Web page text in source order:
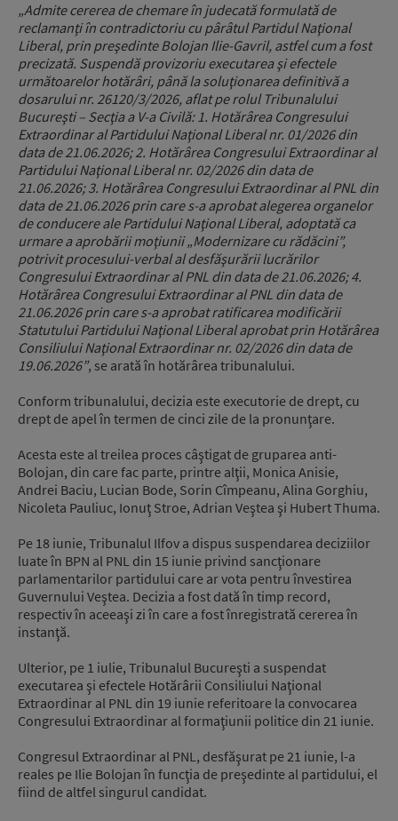
„Admite cererea de chemare în judecată formulată de
reclamanţi în contradictoriu cu pârâtul Partidul Naţional
Liberal, prin preşedinte Bolojan Ilie-Gavril, astfel cum a fost
precizată. Suspendă provizoriu executarea şi efectele
următoarelor hotărâri, până la soluţionarea definitivă a
dosarului nr. 26120/3/2026, aflat pe rolul Tribunalului
Bucureşti – Secţia a V-a Civilă: 1. Hotărârea Congresului
Extraordinar al Partidului Naţional Liberal nr. 01/2026 din
data de 21.06.2026; 2. Hotărârea Congresului Extraordinar al
Partidului Naţional Liberal nr. 02/2026 din data de
21.06.2026; 3. Hotărârea Congresului Extraordinar al PNL din
data de 21.06.2026 prin care s-a aprobat alegerea organelor
de conducere ale Partidului Naţional Liberal, adoptată ca
urmare a aprobării moţiunii „Modernizare cu rădăcini”,
potrivit procesului-verbal al desfăşurării lucrărilor
Congresului Extraordinar al PNL din data de 21.06.2026; 4.
Hotărârea Congresului Extraordinar al PNL din data de
21.06.2026 prin care s-a aprobat ratificarea modificării
Statutului Partidului Naţional Liberal aprobat prin Hotărârea
Consiliului Naţional Extraordinar nr. 02/2026 din data de
19.06.2026”, se arată în hotărârea tribunalului.
Conform tribunalului, decizia este executorie de drept, cu
drept de apel în termen de cinci zile de la pronunţare.
Acesta este al treilea proces câştigat de gruparea anti-
Bolojan, din care fac parte, printre alţii, Monica Anisie,
Andrei Baciu, Lucian Bode, Sorin Cîmpeanu, Alina Gorghiu,
Nicoleta Pauliuc, Ionuţ Stroe, Adrian Veştea şi Hubert Thuma.
Pe 18 iunie, Tribunalul Ilfov a dispus suspendarea deciziilor
luate în BPN al PNL din 15 iunie privind sancţionare
parlamentarilor partidului care ar vota pentru învestirea
Guvernului Veştea. Decizia a fost dată în timp record,
respectiv în aceeaşi zi în care a fost înregistrată cererea în
instanţă.
Ulterior, pe 1 iulie, Tribunalul Bucureşti a suspendat
executarea şi efectele Hotărârii Consiliului Naţional
Extraordinar al PNL din 19 iunie referitoare la convocarea
Congresului Extraordinar al formaţiunii politice din 21 iunie.
Congresul Extraordinar al PNL, desfăşurat pe 21 iunie, l-a
reales pe Ilie Bolojan în funcţia de preşedinte al partidului, el
fiind de altfel singurul candidat.